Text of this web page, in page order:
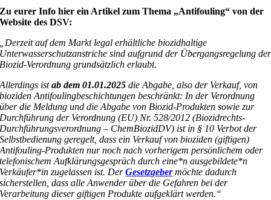
Zu eurer Info hier ein Artikel zum Thema „Antifouling“ von der
Website des DSV:
„Derzeit auf dem Markt legal erhältliche biozidhaltige
Unterwasserschutzanstriche sind aufgrund der Übergangsregelung der
Biozid-Verordnung grundsätzlich erlaubt.
Allerdings istab dem 01.01.2025 die Abgabe, also der Verkauf, von
bioziden Antifoulingbeschichtungen beschränkt: In der Verordnung
über die Meldung und die Abgabe von Biozid-Produkten sowie zur
Durchführung der Verordnung (EU) Nr. 528/2012 (Biozidrechts-
Durchführungsverordnung – ChemBiozidDV) ist in § 10 Verbot der
Selbstbedienung geregelt, dass ein Verkauf von bioziden (giftigen)
Antifouling-Produkten nur noch nach vorherigem persönlichem oder
telefonischem Aufklärungsgespräch durch eine*n ausgebildete*n
Verkäufer*in zugelassen ist. DerGesetzgebermöchte dadurch
sicherstellen, dass alle Anwender über die Gefahren bei der
Verarbeitung dieser giftigen Produkte aufgeklärt werden.“